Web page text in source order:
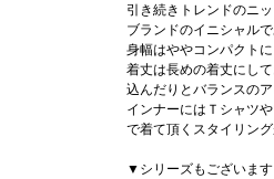
引き続きトレンドのニ
ブランドのイニシャル
身幅はややコンパクト
着丈は長めの着丈にし
込んだりとバランスの
インナーにはＴシャツ
で着て頂くスタイリング
▼シリーズもございます